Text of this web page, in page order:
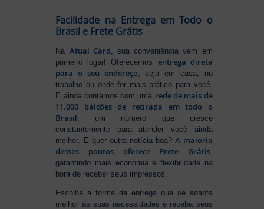
Facilidade na Entrega em Todo o
Brasil e Frete Grátis
Na Atual Card , sua conveniência vem em
primeiro lugar! Oferecemos entrega direta
para o seu endereço , seja em casa, no
trabalho ou onde for mais prático para você.
E ainda contamos com uma rede de mais de
11.000 balcões de retirada em todo o
Brasil , um número que cresce
constantemente para atender você ainda
melhor. E quer outra notícia boa?A maioria
desses pontos oferece Frete Grátis,
garantindo mais economia e flexibilidade na
hora de receber seus impressos.
Escolha a forma de entrega que se adapta
melhor às suas necessidades e receba seus